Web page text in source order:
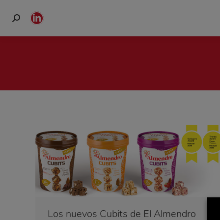
Buscar:
Linkedin
page
window
Los nuevos Cubits de El Almendro